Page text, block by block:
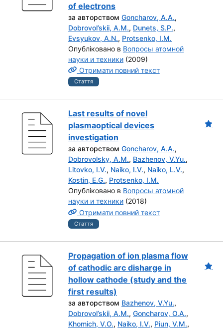
of electrons
за авторством Goncharov, A.A.,
Dobrovol’skii, A.M., Dunets, S.P.,
Evsyukov, A.N., Protsenko, I.M.
Опубліковано в Вопросы атомной
науки и техники (2009)
Отримати повний текст
Стаття
Last results of novel
plasmaoptical devices
investigation
за авторством Goncharov, A.A.,
Dobrovolsky, A.M., Bazhenov, V.Yu.,
Litovko, I.V., Naiko, I.V., Naiko, L.V.,
Kostin, E.G., Protsenko, I.M.
Опубліковано в Вопросы атомной
науки и техники (2018)
Отримати повний текст
Стаття
Propagation of ion plasma flow
of cathodic arc disharge in
hollow cathode (study and the
first results)
за авторством Bazhenov, V.Yu.,
Dobrovol’skii, A.M., Goncharov, O.A.,
Khomich, V.O., Naiko, I.V., Piun, V.M.,